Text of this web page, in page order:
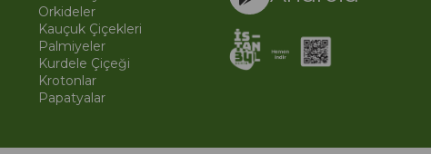
Orkideler
Kauçuk Çiçekleri
Palmiyeler
Kurdele Çiçeği
Krotonlar
Papatyalar